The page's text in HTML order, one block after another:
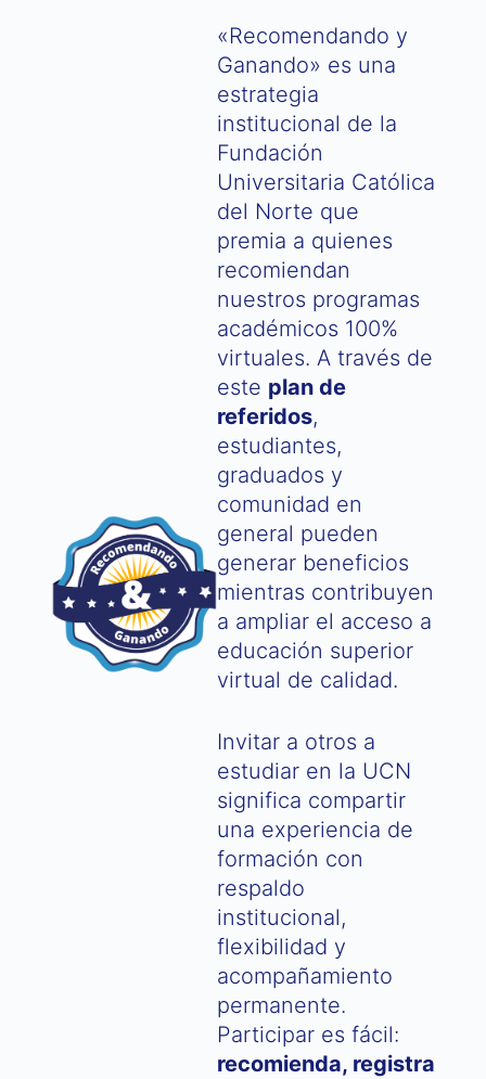
«Recomendando y
Ganando» es una
estrategia
institucional de la
Fundación
Universitaria Católica
del Norte que
premia a quienes
recomiendan
nuestros programas
académicos 100%
virtuales. A través de
este plan de
referidos,
estudiantes,
graduados y
comunidad en
general pueden
generar beneficios
mientras contribuyen
a ampliar el acceso a
educación superior
virtual de calidad.
Invitar a otros a
estudiar en la UCN
significa compartir
una experiencia de
formación con
respaldo
institucional,
flexibilidad y
acompañamiento
permanente.
Participar es fácil:
recomienda, registra